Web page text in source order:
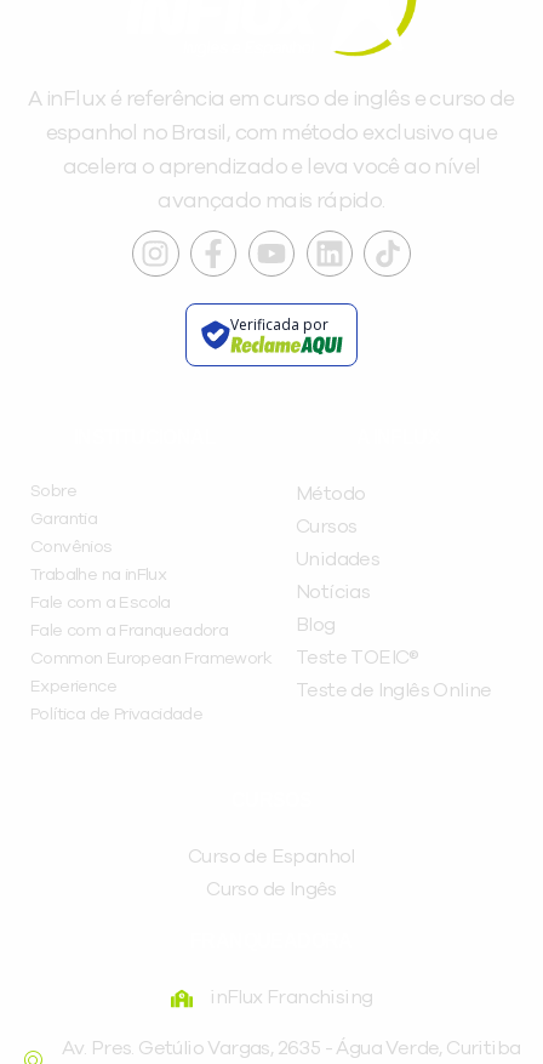
A inFlux é referência em curso de inglês e curso de
espanhol no Brasil, com método exclusivo que
acelera o aprendizado e leva você ao nível
avançado mais rápido.
Verificada por
Sobre
Garantia
Convênios
Trabalhe na inFlux
Fale com a Escola
Fale com a Franqueadora
Common European Framework
Experience
Política de Privacidade
Método
Cursos
Unidades
Notícias
Blog
Teste TOEIC®
Teste de Inglês Online
Curso de Espanhol
Curso de Ingês
inFlux Franchising
Av. Pres. Getúlio Vargas, 2635 - Água Verde, Curitiba